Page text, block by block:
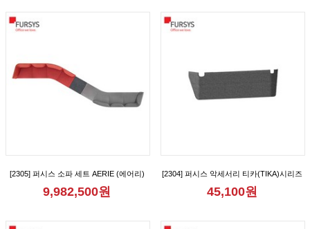
[2305] 퍼시스 소파 세트 AERIE (에어리)
모듈 8인 150° 형 소파 [CS61D08D]
9,982,500원
[2304] 퍼시스 악세서리 티카(TIKA)시리즈
2인용 가림판 [CGR1012M]
45,100원